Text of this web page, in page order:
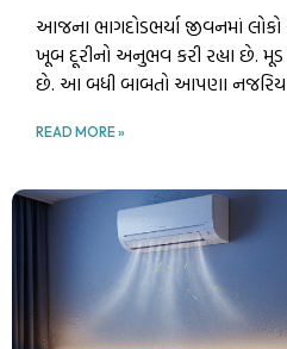
આજના ભાગદોડભર્યા જીવનમાં
ખૂબ દૂરીનો અનુભવ કરી રહ્યા છે.
છે. આ બધી બાબતો આપણા
ઘણા યુગલો આજે આવા કારણોસર
READ MORE »